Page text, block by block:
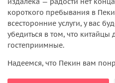
короткого пребывания в
всесторонние услуги, у вас
убедиться в том, что
гостеприимные.
Надеемся, что Пекин вам